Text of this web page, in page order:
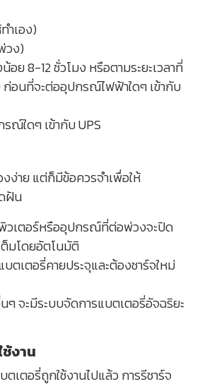
ำเอง)
วง)
อย 8-12 ชั่วโมง หรือตามระยะเวลาที่
ก่อนที่จะต่ออุปกรณ์ไฟฟ้าใดๆ เข้ากับ
ณ์ใดๆ เข้ากับ UPS
งง่าย แต่ก็มีข้อควรจำเพื่อให้
ฝัน
พิวเตอร์หรืออุปกรณ์ที่ต่อพ่วงจะปิด
ต็มโดยอัตโนมัติ
ตเตอรี่คายประจุและต้องชาร์จใหม่
จะมีระบบจัดการแบตเตอรี่อัจฉริยะ
งาน
เตอรี่ถูกใช้งานไปแล้ว การรีชาร์จ